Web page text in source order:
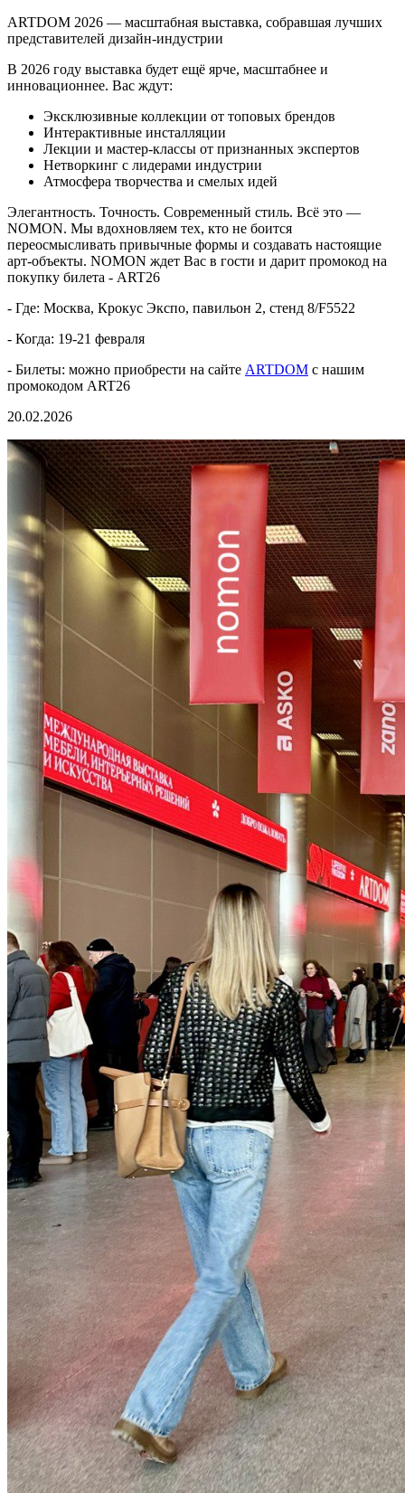
ARTDOM 2026 — масштабная выставка, собравшая лучших
представителей дизайн‑индустрии
В 2026 году выставка будет ещё ярче, масштабнее и
инновационнее. Вас ждут:
Эксклюзивные коллекции от топовых брендов
Интерактивные инсталляции
Лекции и мастер‑классы от признанных экспертов
Нетворкинг с лидерами индустрии
Атмосфера творчества и смелых идей
Элегантность. Точность. Современный стиль. Всё это —
NOMON. Мы вдохновляем тех, кто не боится
переосмысливать привычные формы и создавать настоящие
арт‑объекты. NOMON ждет Вас в гости и дарит промокод на
покупку билета - ART26
- Где: Москва, Крокус Экспо, павильон 2, стенд 8/F5522
- Когда: 19-21 февраля
- Билеты: можно приобрести на сайте ARTDOM с нашим
промокодом ART26
20.02.2026